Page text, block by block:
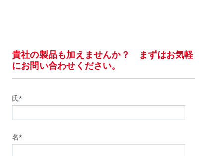
貴社の製品も加えませんか？ まずはお気軽
にお問い合わせください。
氏*
名*